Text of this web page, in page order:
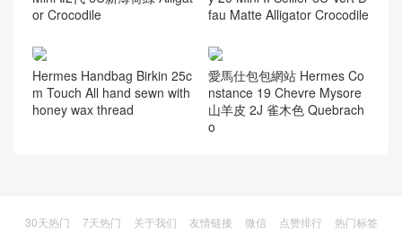
Hermes手鐲 朋克風kelly寬款
手鐲 鉚釘CDC Epsom r2 blu
e agate玛瑙蓝
Hong Kong Hermes Mini kell
y壹代 7W Blue izmir 伊茲密
爾藍